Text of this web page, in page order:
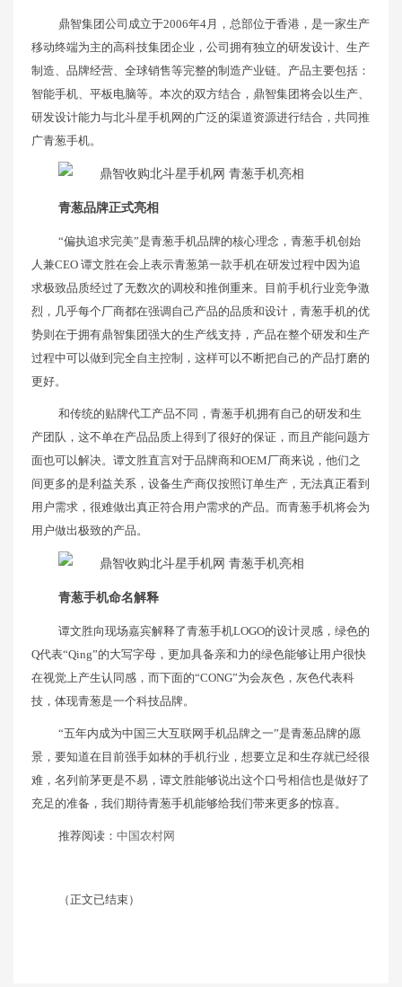
鼎智集团公司成立于2006年4月，总部位于香港，是一家生产
移动终端为主的高科技集团企业，公司拥有独立的研发设计、生产
制造、品牌经营、全球销售等完整的制造产业链。产品主要包括：
智能手机、平板电脑等。本次的双方结合，鼎智集团将会以生产、
研发设计能力与北斗星手机网的广泛的渠道资源进行结合，共同推
广青葱手机。
青葱品牌正式亮相
“偏执追求完美”是青葱手机品牌的核心理念，青葱手机创始
人兼CEO 谭文胜在会上表示青葱第一款手机在研发过程中因为追
求极致品质经过了无数次的调校和推倒重来。目前手机行业竞争激
烈，几乎每个厂商都在强调自己产品的品质和设计，青葱手机的优
势则在于拥有鼎智集团强大的生产线支持，产品在整个研发和生产
过程中可以做到完全自主控制，这样可以不断把自己的产品打磨的
更好。
和传统的贴牌代工产品不同，青葱手机拥有自己的研发和生
产团队，这不单在产品品质上得到了很好的保证，而且产能问题方
面也可以解决。谭文胜直言对于品牌商和OEM厂商来说，他们之
间更多的是利益关系，设备生产商仅按照订单生产，无法真正看到
用户需求，很难做出真正符合用户需求的产品。而青葱手机将会为
用户做出极致的产品。
青葱手机命名解释
谭文胜向现场嘉宾解释了青葱手机LOGO的设计灵感，绿色的
Q代表“Qing”的大写字母，更加具备亲和力的绿色能够让用户很快
在视觉上产生认同感，而下面的“CONG”为会灰色，灰色代表科
技，体现青葱是一个科技品牌。
“五年内成为中国三大互联网手机品牌之一”是青葱品牌的愿
景，要知道在目前强手如林的手机行业，想要立足和生存就已经很
难，名列前茅更是不易，谭文胜能够说出这个口号相信也是做好了
充足的准备，我们期待青葱手机能够给我们带来更多的惊喜。
推荐阅读： 中国农村网
（正文已结束）